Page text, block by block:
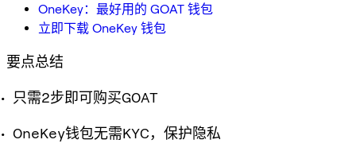
OneKey：最好用的 GOAT 钱包
立即下载 OneKey 钱包
要点总结
只需2步即可购买GOAT
OneKey钱包无需KYC，保护隐私